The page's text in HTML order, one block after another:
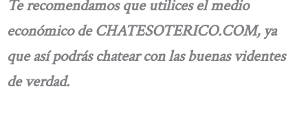
Te recomendamos que utilices el medio
económico de CHATESOTERICO.COM, ya
que así podrás chatear con las buenas videntes
de verdad.